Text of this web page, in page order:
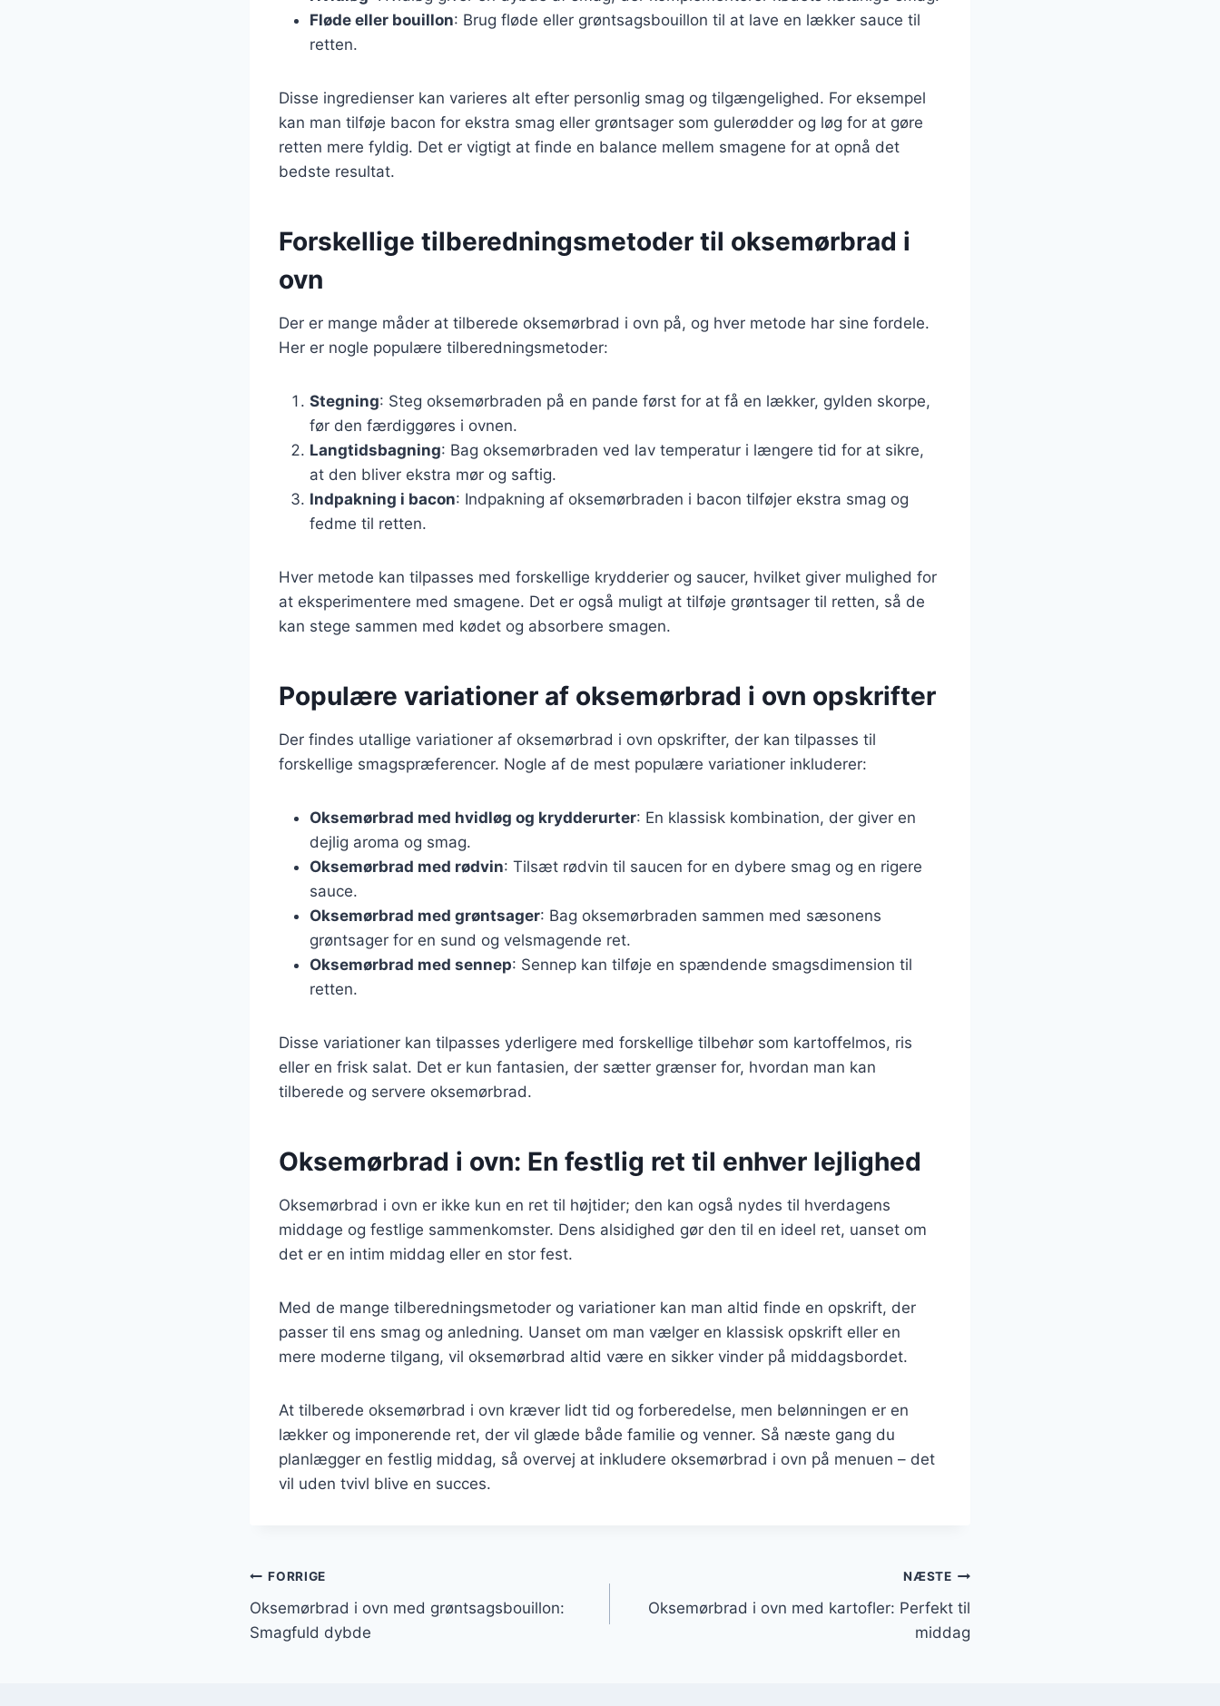
Fløde eller bouillon: Brug fløde eller grøntsagsbouillon til at lave en lækker sauce til
retten.
Disse ingredienser kan varieres alt efter personlig smag og tilgængelighed. For eksempel
kan man tilføje bacon for ekstra smag eller grøntsager som gulerødder og løg for at gøre
retten mere fyldig. Det er vigtigt at finde en balance mellem smagene for at opnå det
bedste resultat.
Forskellige tilberedningsmetoder til oksemørbrad i
ovn
Der er mange måder at tilberede oksemørbrad i ovn på, og hver metode har sine fordele.
Her er nogle populære tilberedningsmetoder:
Stegning: Steg oksemørbraden på en pande først for at få en lækker, gylden skorpe,
før den færdiggøres i ovnen.
Langtidsbagning: Bag oksemørbraden ved lav temperatur i længere tid for at sikre,
at den bliver ekstra mør og saftig.
Indpakning i bacon: Indpakning af oksemørbraden i bacon tilføjer ekstra smag og
fedme til retten.
Hver metode kan tilpasses med forskellige krydderier og saucer, hvilket giver mulighed for
at eksperimentere med smagene. Det er også muligt at tilføje grøntsager til retten, så de
kan stege sammen med kødet og absorbere smagen.
Populære variationer af oksemørbrad i ovn opskrifter
Der findes utallige variationer af oksemørbrad i ovn opskrifter, der kan tilpasses til
forskellige smagspræferencer. Nogle af de mest populære variationer inkluderer:
Oksemørbrad med hvidløg og krydderurter: En klassisk kombination, der giver en
dejlig aroma og smag.
Oksemørbrad med rødvin: Tilsæt rødvin til saucen for en dybere smag og en rigere
sauce.
Oksemørbrad med grøntsager: Bag oksemørbraden sammen med sæsonens
grøntsager for en sund og velsmagende ret.
Oksemørbrad med sennep: Sennep kan tilføje en spændende smagsdimension til
retten.
Disse variationer kan tilpasses yderligere med forskellige tilbehør som kartoffelmos, ris
eller en frisk salat. Det er kun fantasien, der sætter grænser for, hvordan man kan
tilberede og servere oksemørbrad.
Oksemørbrad i ovn: En festlig ret til enhver lejlighed
Oksemørbrad i ovn er ikke kun en ret til højtider; den kan også nydes til hverdagens
middage og festlige sammenkomster. Dens alsidighed gør den til en ideel ret, uanset om
det er en intim middag eller en stor fest.
Med de mange tilberedningsmetoder og variationer kan man altid finde en opskrift, der
passer til ens smag og anledning. Uanset om man vælger en klassisk opskrift eller en
mere moderne tilgang, vil oksemørbrad altid være en sikker vinder på middagsbordet.
At tilberede oksemørbrad i ovn kræver lidt tid og forberedelse, men belønningen er en
lækker og imponerende ret, der vil glæde både familie og venner. Så næste gang du
planlægger en festlig middag, så overvej at inkludere oksemørbrad i ovn på menuen – det
vil uden tvivl blive en succes.
Indlægsnavigation
FORRIGE
Oksemørbrad i ovn med grøntsagsbouillon:
Smagfuld dybde
NÆSTE
Oksemørbrad i ovn med kartofler: Perfekt til
middag